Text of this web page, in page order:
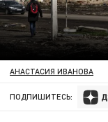
АНАСТАСИЯ ИВАНОВА
ПОДПИШИТЕСЬ: